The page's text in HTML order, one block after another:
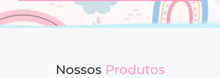
Nossos Produtos